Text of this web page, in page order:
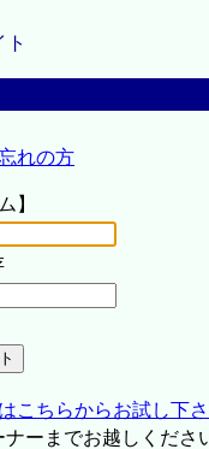
れの方
】
こちらからお試し下
ーまでお越しくださ